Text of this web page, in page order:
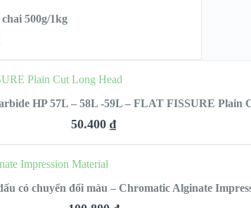
500g/1kg
HP 57L – 58L -59L – FLAT FISSURE Plain
50.400 ₫
GIỎ HÀNG
có chuyển đổi màu – Chromatic Alginate